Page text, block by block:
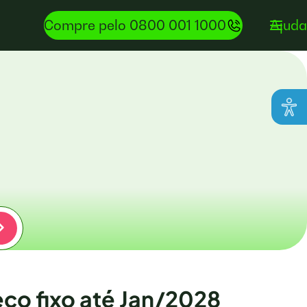
Compre pelo 0800 001 1000 Ajuda
fixo até Jan/2028